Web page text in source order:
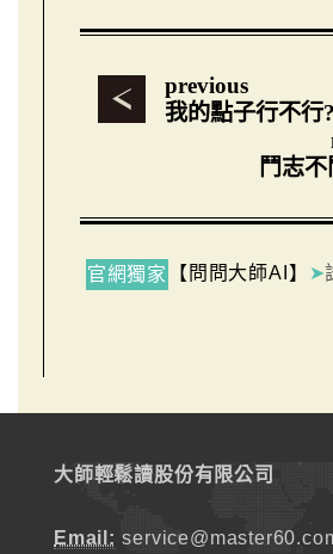
previous
我的點子行不行?
鬥志
官網獨家 【問問大師AI】 ➤
大師輕鬆讀股份有限公司
Email: